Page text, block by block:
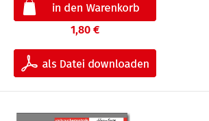
1,80 €